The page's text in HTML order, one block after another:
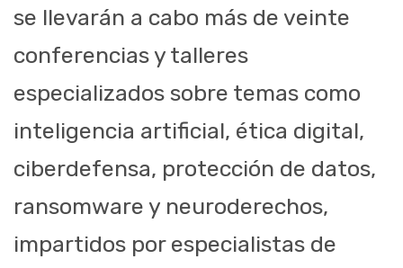
se llevarán a cabo más de veinte
conferencias y talleres
especializados sobre temas como
inteligencia artificial, ética digital,
ciberdefensa, protección de datos,
ransomware y neuroderechos,
impartidos por especialistas de